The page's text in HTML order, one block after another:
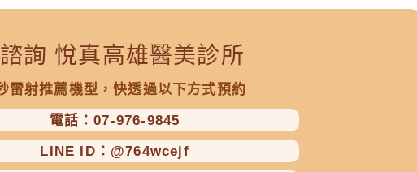
詢 悅真高雄醫美診所
雷射推薦機型，快透過以下方式預約
電話：07-976-9845
LINE ID：@764wcejf